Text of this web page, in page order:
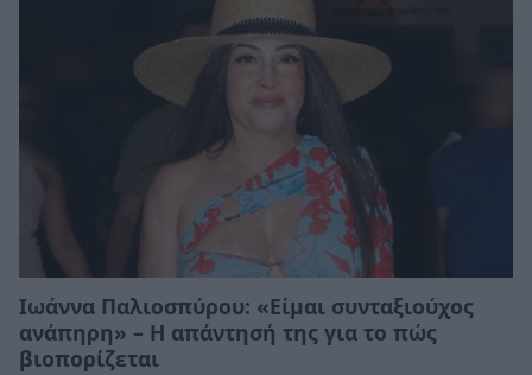
Ιωάννα Παλιοσπύρου: «Είμαι συνταξιούχος
ανάπηρη» – Η απάντησή της για το πώς
βιοπορίζεται